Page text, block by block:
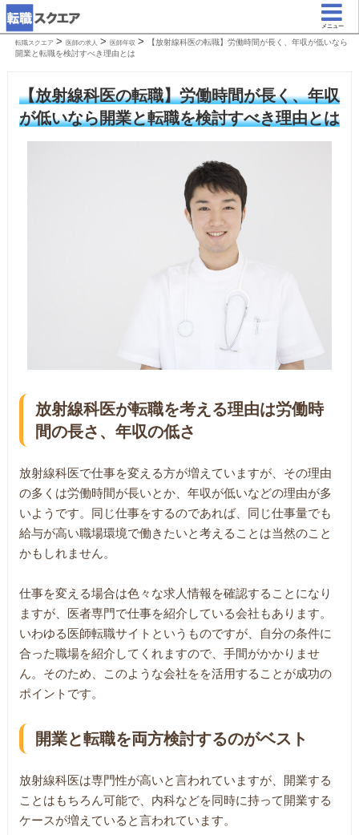
メニュー
転職スクエア > 医師の求人 > 医師年収 >
【放射線科医の転職】労働時間が長く、年収が低いなら
開業と転職を検討すべき理由とは
【放射線科医の転職】労働時間が長く、年収
が低いなら開業と転職を検討すべき理由とは
放射線科医が転職を考える理由は労働時
間の長さ、年収の低さ
放射線科医で仕事を変える方が増えていますが、その理由
の多くは労働時間が長いとか、年収が低いなどの理由が多
いようです。同じ仕事をするのであれば、同じ仕事量でも
給与が高い職場環境で働きたいと考えることは当然のこと
かもしれません。
仕事を変える場合は色々な求人情報を確認することになり
ますが、医者専門で仕事を紹介している会社もあります。
いわゆる医師転職サイトというものですが、自分の条件に
合った職場を紹介してくれますので、手間がかかりませ
ん。そのため、このような会社をを活用することが成功の
ポイントです。
開業と転職を両方検討するのがベスト
放射線科医は専門性が高いと言われていますが、開業する
ことはもちろん可能で、内科などを同時に持って開業する
ケースが増えていると言われています。